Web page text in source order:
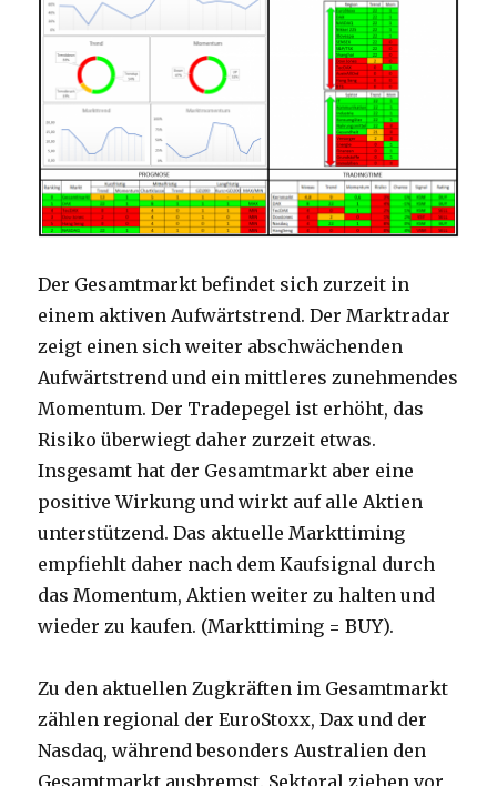
Der Gesamtmarkt befindet sich zurzeit in
einem aktiven Aufwärtstrend. Der Marktradar
zeigt einen sich weiter abschwächenden
Aufwärtstrend und ein mittleres zunehmendes
Momentum. Der Tradepegel ist erhöht, das
Risiko überwiegt daher zurzeit etwas.
Insgesamt hat der Gesamtmarkt aber eine
positive Wirkung und wirkt auf alle Aktien
unterstützend. Das aktuelle Markttiming
empfiehlt daher nach dem Kaufsignal durch
das Momentum, Aktien weiter zu halten und
wieder zu kaufen. (Markttiming = BUY).
Zu den aktuellen Zugkräften im Gesamtmarkt
zählen regional der EuroStoxx, Dax und der
Nasdaq, während besonders Australien den